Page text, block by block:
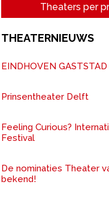
Theaters per
THEATERNIEUWS
EINDHOVEN
Prinsentheater Delft
Feeling Curious?
Festival
De nominaties Theater
bekend!